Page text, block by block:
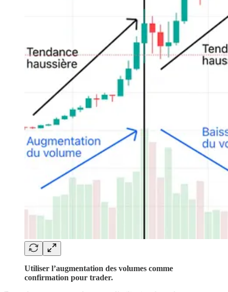
Utiliser l’augmentation des volumes comme
confirmation pour trader.